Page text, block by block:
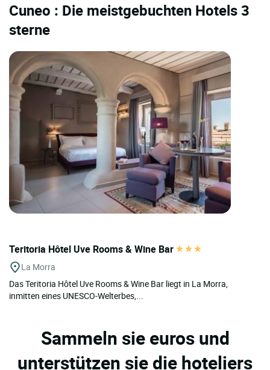
Cuneo : Die meistgebuchten Hotels 3
sterne
Teritoria Hôtel Uve Rooms & Wine Bar
La Morra
Das Teritoria Hôtel Uve Rooms & Wine Bar liegt in La Morra,
inmitten eines UNESCO-Welterbes,...
Sammeln sie euros und
unterstützen sie die hoteliers